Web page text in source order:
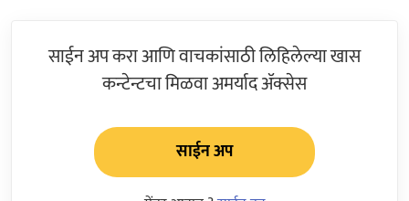
साईन अप करा आणि वाचकांसाठी लिहिलेल्या खास
कन्टेन्टचा मिळवा अमर्याद ॲक्सेस
साईन अप